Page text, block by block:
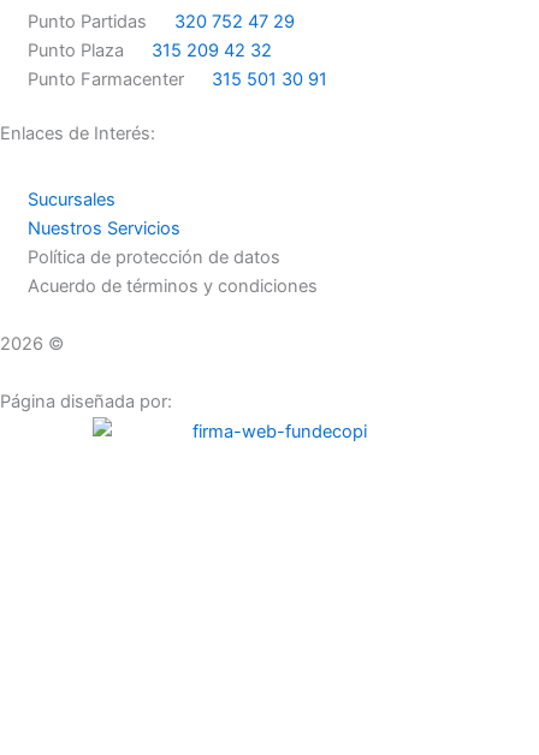
o
k
r
a
m
Punto Partidas
320 752 47 29
Punto Plaza
315 209 42 32
Punto Farmacenter
315 501 30 91
Enlaces de Interés:
Sucursales
Nuestros Servicios
Política de protección de datos
Acuerdo de términos y condiciones
2026 ©
Página diseñada por: